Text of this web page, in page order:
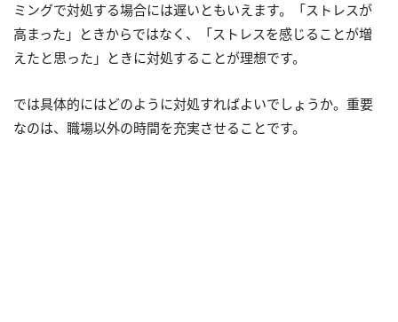
ミングで対処する場合には遅いともいえます。「ストレスが
高まった」ときからではなく、「ストレスを感じることが増
えたと思った」ときに対処することが理想です。
では具体的にはどのように対処すればよいでしょうか。重要
なのは、職場以外の時間を充実させることです。